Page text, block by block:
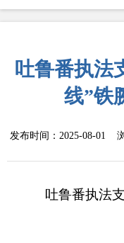
吐鲁番执法
线”铁
发布时间： 2025-08-01 浏
吐鲁番执法